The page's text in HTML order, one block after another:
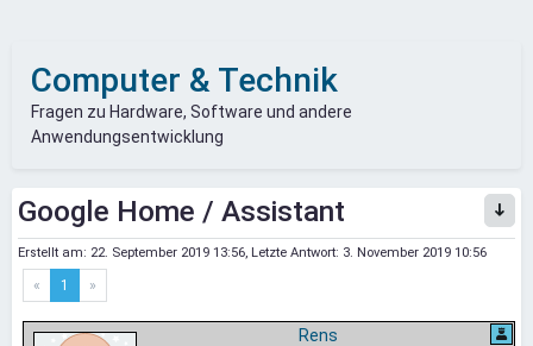
Computer & Technik
Fragen zu Hardware, Software und andere
Anwendungsentwicklung
Google Home / Assistant
Erstellt am: 22. September 2019 13:56, Letzte Antwort: 3. November 2019 10:56
« 1 »
Rens